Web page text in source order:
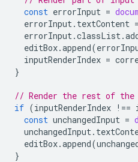
const errorInput =
errorInput. textContent =
errorInput.classList.
editBox.append(
inputRenderIndex =
}
// Render the rest of
if (inputRenderIndex !==
const unchangedInput =
unchangedInput.
editBox.append(
}